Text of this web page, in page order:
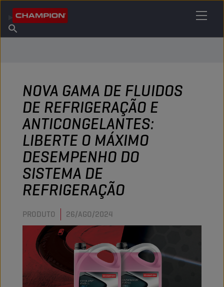
Sobre a Champion
Encontrar ponto de venda
NOVA GAMA DE FLUIDOS
DE REFRIGERAÇÃO E
ANTICONGELANTES:
LIBERTE O MÁXIMO
DESEMPENHO DO
SISTEMA DE
REFRIGERAÇÃO
PRODUTO 26/AGO/2024